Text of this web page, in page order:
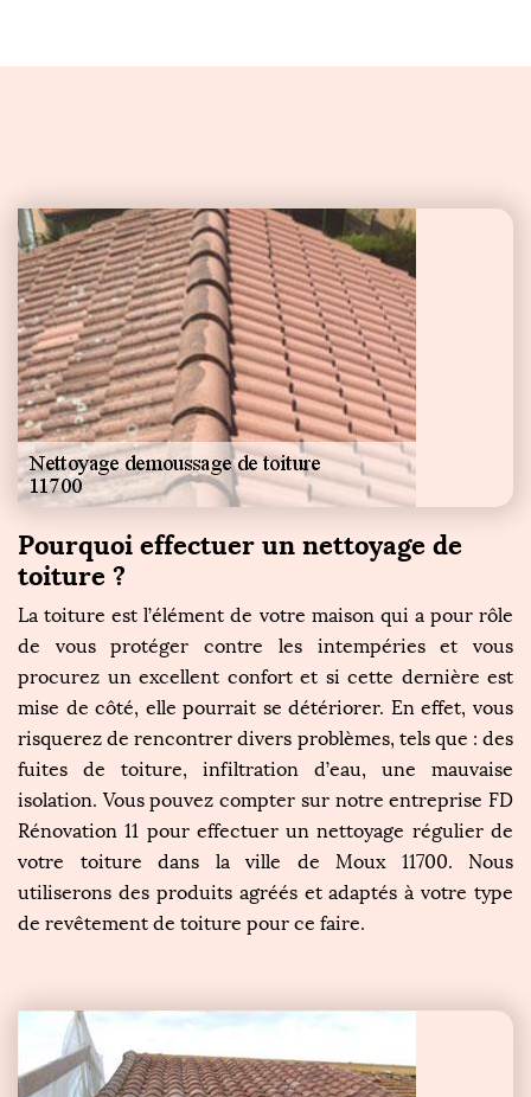
Pourquoi effectuer un nettoyage de
toiture ?
La toiture est l’élément de votre maison qui a pour rôle
de vous protéger contre les intempéries et vous
procurez un excellent confort et si cette dernière est
mise de côté, elle pourrait se détériorer. En effet, vous
risquerez de rencontrer divers problèmes, tels que : des
fuites de toiture, infiltration d’eau, une mauvaise
isolation. Vous pouvez compter sur notre entreprise FD
Rénovation 11 pour effectuer un nettoyage régulier de
votre toiture dans la ville de Moux 11700. Nous
utiliserons des produits agréés et adaptés à votre type
de revêtement de toiture pour ce faire.